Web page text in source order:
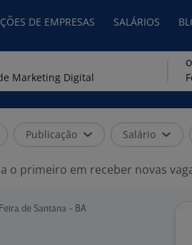
DE EMPRESAS SALÁRIOS
Publicação Salário
o primeiro em receber novas
de Santana - BA